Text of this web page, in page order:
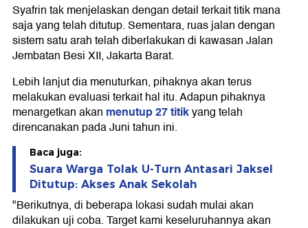
Syafrin tak menjelaskan dengan detail terkait titik mana
saja yang telah ditutup. Sementara, ruas jalan dengan
sistem satu arah telah diberlakukan di kawasan Jalan
Jembatan Besi XII, Jakarta Barat.
Lebih lanjut dia menuturkan, pihaknya akan terus
melakukan evaluasi terkait hal itu. Adapun pihaknya
menargetkan akan menutup 27 titikyang telah
direncanakan pada Juni tahun ini.
Baca juga:
Suara Warga Tolak U-Turn Antasari Jaksel
Ditutup: Akses Anak Sekolah
"Berikutnya, di beberapa lokasi sudah mulai akan
dilakukan uji coba. Target kami keseluruhannya akan